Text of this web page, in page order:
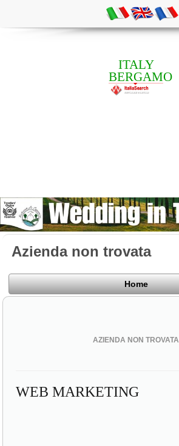
ITALY
BERGAMO
Azienda non trovata
Home
AZIENDA NON TROVATA
WEB MARKETING